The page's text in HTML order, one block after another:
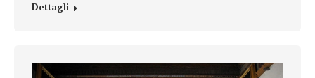
Dettagli